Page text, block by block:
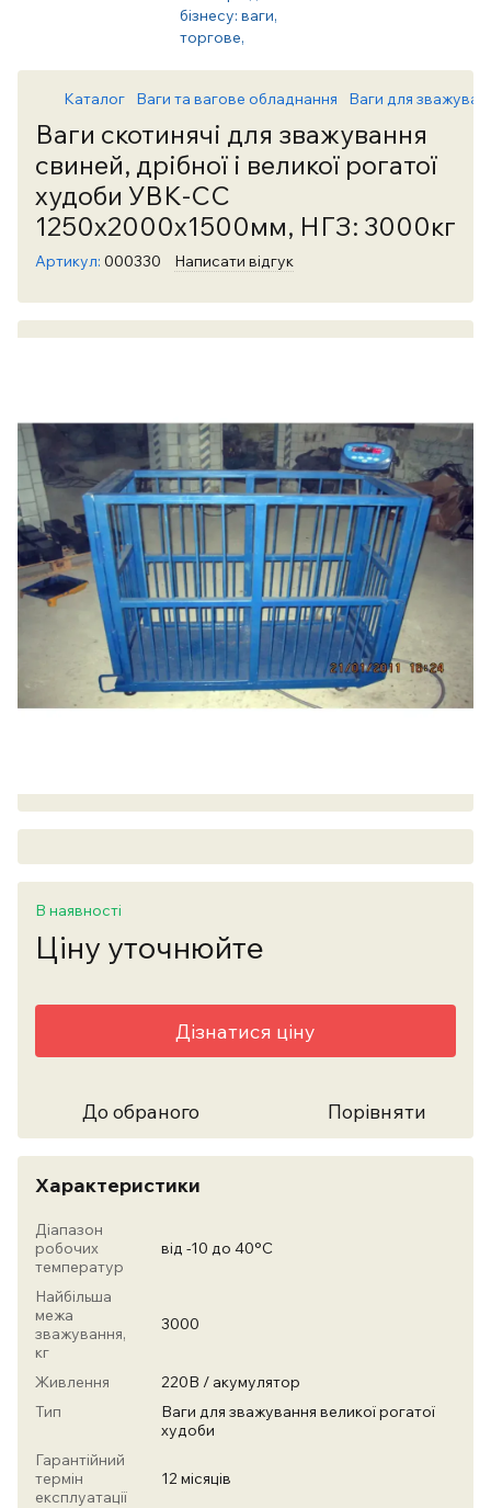
Каталог Ваги та вагове обладнання Ваги для
Ваги скотинячі для зважування
свиней, дрібної і великої рогатої
худоби УВК-СС
1250х2000х1500мм, НГЗ: 3000кг
Артикул: 000330 Написати відгук
В наявності
Ціну уточнюйте
Дізнатися ціну
До обраного Порівняти
Характеристики
Діапазон
робочих
температур
від -10 до 40°С
Найбільша
межа
зважування,
кг
3000
Живлення
220В / акумулятор
Тип
Ваги для зважування великої рогатої
худоби
Гарантійний
термін
експлуатації
12 місяців